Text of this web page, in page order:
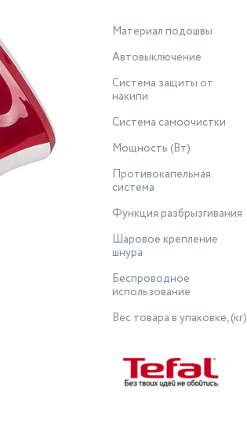
Материал подошвы
Автовыключение
Система защиты от
накипи
Система самоочистки
Мощность (Вт)
Противокапельная
система
Функция разбрызгивания
Шаровое крепление
шнура
Беспроводное
использование
Вес товара в упаковке, (кг)